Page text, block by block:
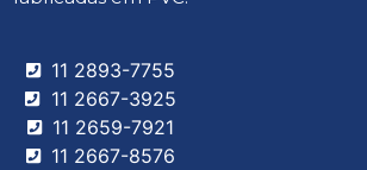
11 2893-7755
11 2667-3925
11 2659-7921
11 2667-8576